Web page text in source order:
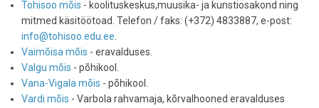
Tohisoo mõis - koolituskeskus,muusika- ja kunstiosakond ning
mitmed käsitöötoad. Telefon / faks: (+372) 4833887, e-post:
info@tohisoo.edu.ee.
Vaimõisa mõis - eravalduses.
Valgu mõis - põhikool.
Vana-Vigala mõis - põhikool.
Vardi mõis - Varbola rahvamaja, kõrvalhooned eravalduses